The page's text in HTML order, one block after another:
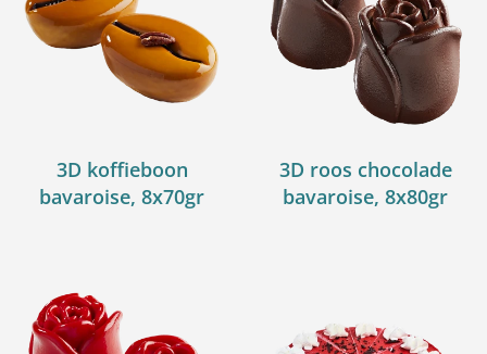
3D koffieboon
bavaroise, 8x70gr
3D roos chocolade
bavaroise, 8x80gr